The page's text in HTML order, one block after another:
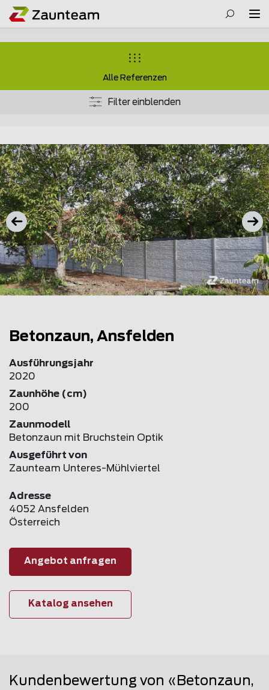
Alle Referenzen
Filter einblenden
Betonzaun, Ansfelden
Ausführungsjahr
2020
Zaunhöhe (cm)
200
Zaunmodell
Betonzaun mit Bruchstein Optik
Ausgeführt von
Zaunteam Unteres-Mühlviertel
Adresse
4052 Ansfelden
Österreich
Angebot anfragen
Katalog ansehen
Kundenbewertung von «Betonzaun,